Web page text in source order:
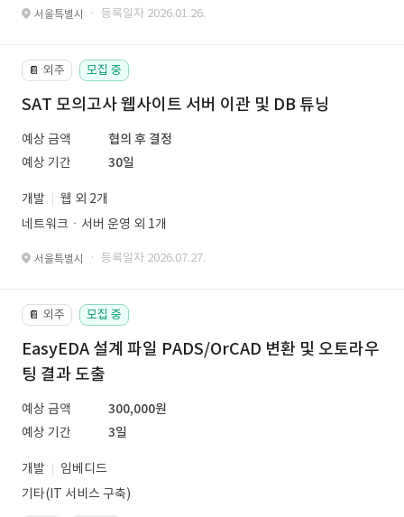
서울특별시 · 등록일자 2026.01.26.
📔 외주 모집 중
SAT 모의고사 웹사이트 서버 이관 및 DB 튜닝
예상 금액
협의 후 결정
예상 기간
30일
개발
웹 외 2개
네트워크ㆍ서버 운영 외 1개
서울특별시 · 등록일자 2026.07.27.
📔 외주 모집 중
EasyEDA 설계 파일 PADS/OrCAD 변환 및 오토라우
팅 결과 도출
예상 금액
300,000원
예상 기간
3일
개발
임베디드
기타(IT 서비스 구축)